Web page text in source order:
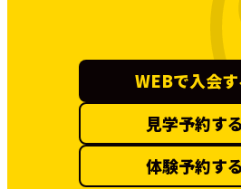
WEBで入会す
見学予約する
体験予約する